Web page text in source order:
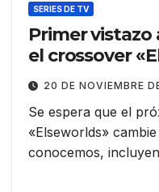
SERIES DE TV
Primer vistazo
el crossover
20 DE NOVIEMBRE
Se espera que el
«Elseworlds»
conocemos,